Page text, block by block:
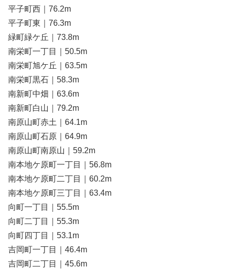
平子町西｜76.2m
平子町東｜76.3m
緑町緑ケ丘｜73.8m
南栄町一丁目｜50.5m
南栄町旭ケ丘｜63.5m
南栄町黒石｜58.3m
南新町中畑｜63.6m
南新町白山｜79.2m
南原山町赤土｜64.1m
南原山町石原｜64.9m
南原山町南原山｜59.2m
南本地ケ原町一丁目｜56.8m
南本地ケ原町二丁目｜60.2m
南本地ケ原町三丁目｜63.4m
向町一丁目｜55.5m
向町二丁目｜55.3m
向町四丁目｜53.1m
吉岡町一丁目｜46.4m
吉岡町二丁目｜45.6m